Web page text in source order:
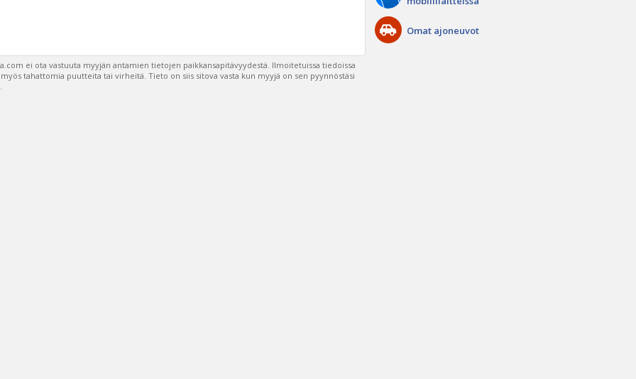
ei ota vastuuta myyjän antamien tietojen paikkansapitävyydestä. Ilmoitetuissa tiedoissa
myös tahattomia puutteita tai virheitä. Tieto on siis sitova vasta kun myyjä on sen pyynnöstäsi
Omat ajoneuvot